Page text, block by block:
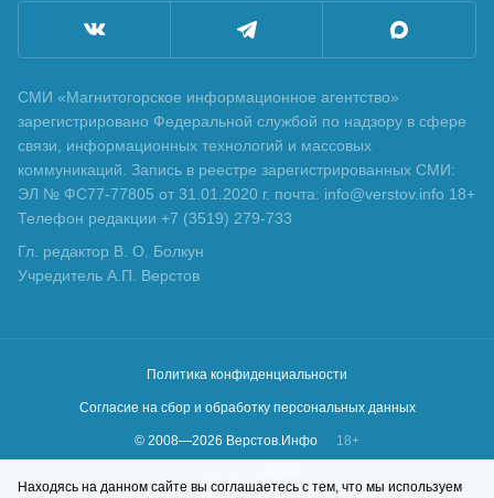
СМИ «Магнитогорское информационное агентство»
зарегистрировано Федеральной службой по надзору в сфере
связи, информационных технологий и массовых
коммуникаций. Запись в реестре зарегистрированных СМИ:
ЭЛ № ФС77-77805 от 31.01.2020 г. почта: info@verstov.info 18+
Телефон редакции +7 (3519) 279-733
Гл. редактор В. О. Болкун
Учредитель А.П. Верстов
Политика конфиденциальности
Согласие на сбор и обработку персональных данных
© 2008—2026 Верстов.Инфо
18+
Находясь на данном сайте вы соглашаетесь с тем, что мы используем